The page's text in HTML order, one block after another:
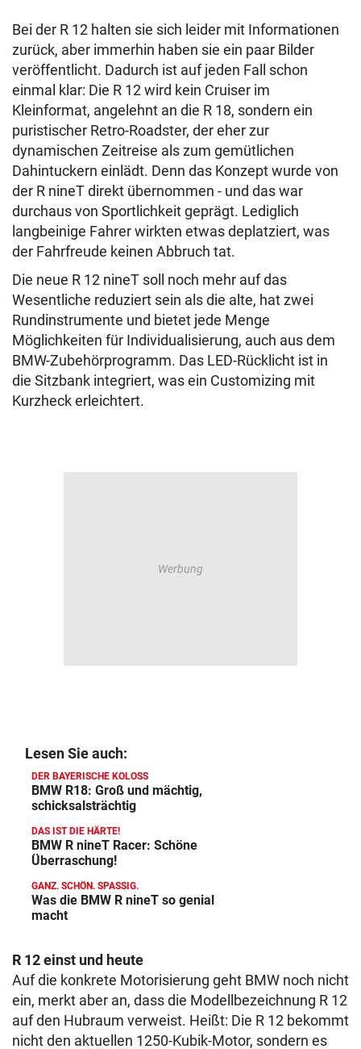
Bei der R 12 halten sie sich leider mit Informationen
zurück, aber immerhin haben sie ein paar Bilder
veröffentlicht. Dadurch ist auf jeden Fall schon
einmal klar: Die R 12 wird kein Cruiser im
Kleinformat, angelehnt an die R 18, sondern ein
puristischer Retro-Roadster, der eher zur
dynamischen Zeitreise als zum gemütlichen
Dahintuckern einlädt. Denn das Konzept wurde von
der R nineT direkt übernommen - und das war
durchaus von Sportlichkeit geprägt. Lediglich
langbeinige Fahrer wirkten etwas deplatziert, was
der Fahrfreude keinen Abbruch tat.
Die neue R 12 nineT soll noch mehr auf das
Wesentliche reduziert sein als die alte, hat zwei
Rundinstrumente und bietet jede Menge
Möglichkeiten für Individualisierung, auch aus dem
BMW-Zubehörprogramm. Das LED-Rücklicht ist in
die Sitzbank integriert, was ein Customizing mit
Kurzheck erleichtert.
Lesen Sie auch:
DER BAYERISCHE KOLOSS
BMW R18: Groß und mächtig,
schicksalsträchtig
DAS IST DIE HÄRTE!
BMW R nineT Racer: Schöne
Überraschung!
GANZ. SCHÖN. SPASSIG.
Was die BMW R nineT so genial
macht
R 12 einst und heute
Auf die konkrete Motorisierung geht BMW noch nicht
ein, merkt aber an, dass die Modellbezeichnung R 12
auf den Hubraum verweist. Heißt: Die R 12 bekommt
nicht den aktuellen 1250-Kubik-Motor, sondern es